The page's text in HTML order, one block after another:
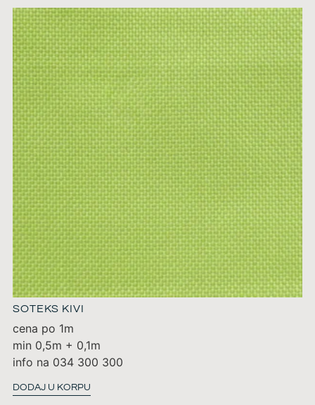
SOTEKS KIVI
cena po 1m
min 0,5m + 0,1m
info na 034 300 300
DODAJ U KORPU